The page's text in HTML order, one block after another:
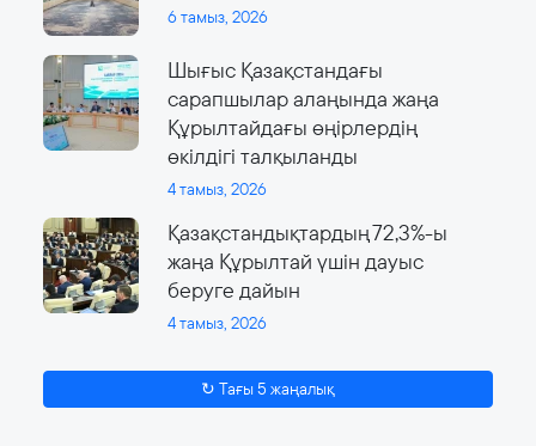
6 тамыз, 2026
Шығыс Қазақстандағы
сарапшылар алаңында жаңа
Құрылтайдағы өңірлердің
өкілдігі талқыланды
4 тамыз, 2026
Қазақстандықтардың 72,3%-ы
жаңа Құрылтай үшін дауыс
беруге дайын
4 тамыз, 2026
↻ Тағы 5 жаңалық